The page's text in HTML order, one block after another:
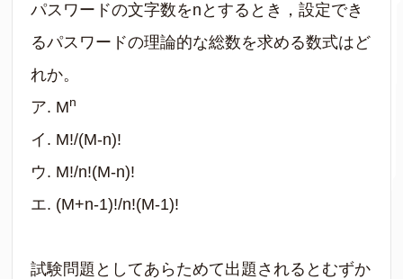
パスワードの文字数をnとするとき，設定でき
るパスワードの理論的な総数を求める数式はど
れか。
ア. Mn
イ. M!/(M-n)!
ウ. M!/n!(M-n)!
エ. (M+n-1)!/n!(M-1)!
試験問題としてあらためて出題されるとむずか